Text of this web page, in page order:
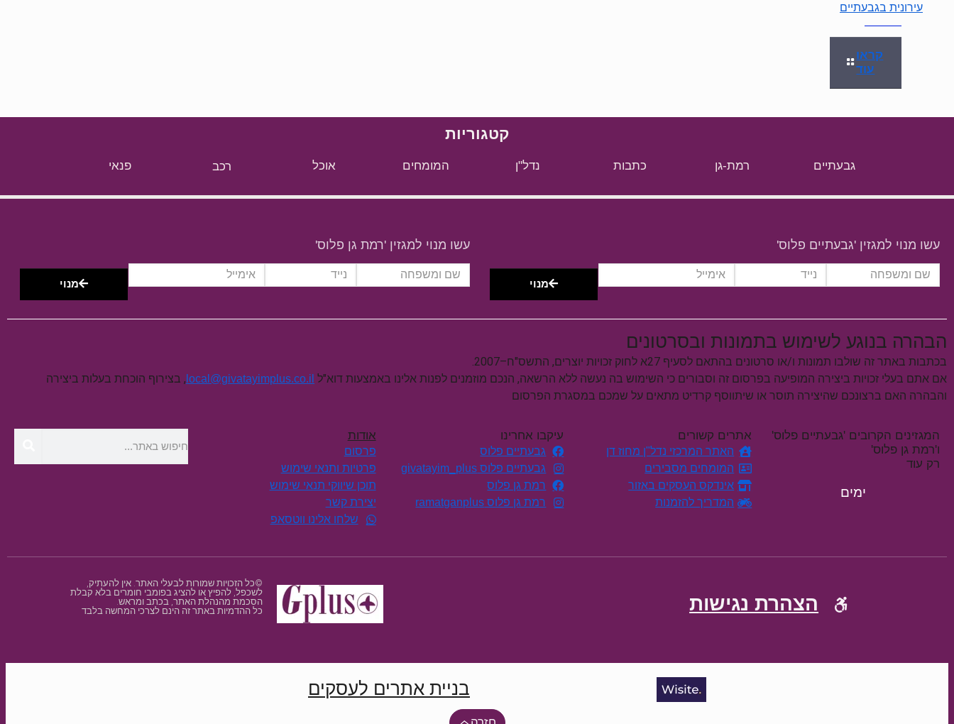
עירונית בגבעתיים
קראו
עוד
קטגוריות
גבעתיים רמת-גן כתבות נדל"ן המומחים אוכל רכב פנאי
עשו מנוי למגזין 'גבעתיים פלוס'
מנוי
עשו מנוי למגזין 'רמת גן פלוס'
מנוי
הבהרה בנוגע לשימוש בתמונות ובסרטונים
בכתבות באתר זה שולבו תמונות ו/או סרטונים בהתאם לסעיף 27א לחוק זכויות יוצרים, התשס"ח–2007.
אם אתם בעלי זכויות ביצירה המופיעה בפרסום זה וסבורים כי השימוש בה נעשה ללא הרשאה, הנכם מוזמנים לפנות אלינו באמצעות דוא"ל local@givatayimplus.co.il , בצירוף הוכחת בעלות ביצירה
והבהרה האם ברצונכם שהיצירה תוסר או שיתווסף קרדיט מתאים על שמכם במסגרת הפרסום
המגזינים הקרובים 'גבעתיים פלוס'
ו'רמת גן פלוס'
רק עוד
ימים
אתרים קשורים
האתר המרכזי נדל"ן מחוז דן
המומחים מסבירים
אינדקס העסקים באזור
המדריך להזמנות
עיקבו אחרינו
גבעתיים פלוס
גבעתיים פלוס givatayim_plus
רמת גן פלוס
רמת גן פלוס ramatganplus
אודות
פרסום
פרטיות ותנאי שימוש
תוכן שיווקי תנאי שימוש
יצירת קשר
שלחו אלינו ווטסאפ
הצהרת נגישות
©כל הזכויות שמורות לבעלי האתר. אין להעתיק,
לשכפל, להפיץ או להציג בפומבי חומרים בלא קבלת
הסכמת מהנהלת האתר, בכתב ומראש.
כל ההדמיות באתר זה הינם לצרכי המחשה בלבד
בניית אתרים לעסקים